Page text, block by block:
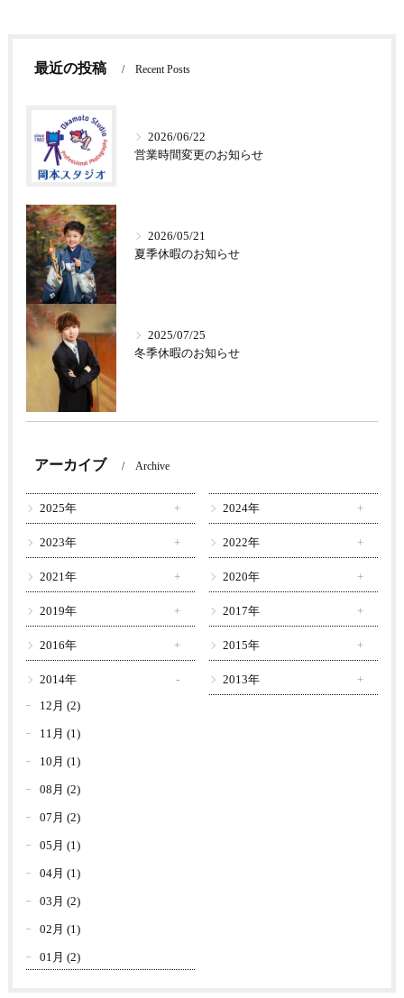
最近の投稿 Recent Posts
2026/06/22
営業時間変更のお知らせ
2026/05/21
夏季休暇のお知らせ
2025/07/25
冬季休暇のお知らせ
アーカイブ Archive
2025年 2024年
2023年 2022年
2021年 2020年
2019年 2017年
2016年 2015年
2014年
12月 (2)
11月 (1)
10月 (1)
08月 (2)
07月 (2)
05月 (1)
04月 (1)
03月 (2)
02月 (1)
01月 (2)
2013年